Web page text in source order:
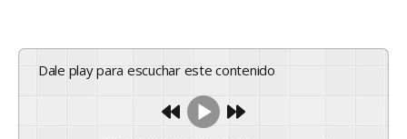
Dale play para escuchar este contenido